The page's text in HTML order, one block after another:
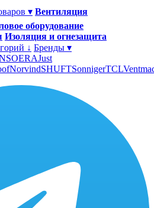
▾ Вентиляция
оборудование
Изоляция и огнезащита
↓ Бренды ▾
ERAJust
NorvindSHUFTSonnigerTCL